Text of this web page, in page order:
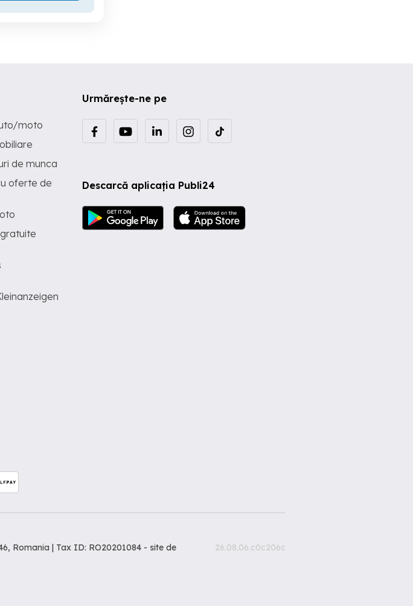
Urmărește-ne pe
Descarcă aplicația Publi24
moto
de munca
oferte de
Romania | Tax ID: RO20201084 - site de
26.08.06.c0c206c